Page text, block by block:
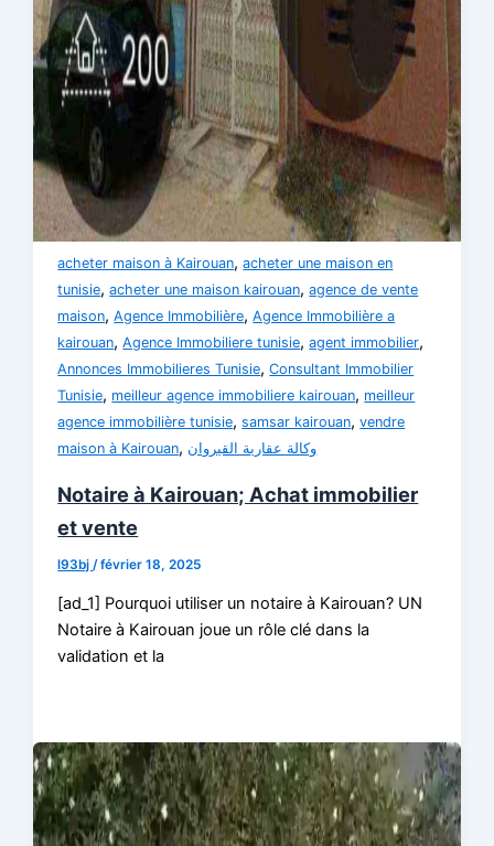
acheter maison à Kairouan,acheter une maison en
tunisie,acheter une maison kairouan,agence de vente
maison,Agence Immobilière,Agence Immobilière a
kairouan,Agence Immobiliere tunisie,agent immobilier,
Annonces Immobilieres Tunisie,Consultant Immobilier
Tunisie, meilleur agence immobiliere kairouan, meilleur
agence immobilière tunisie,samsar kairouan,vendre
maison à Kairouan, وكالة عقارية القيروان
Notaire à Kairouan; Achat immobilier
et vente
l93bj /février 18, 2025
[ad_1] Pourquoi utiliser un notaire à Kairouan? UN
Notaire à Kairouan joue un rôle clé dans la
validation et la